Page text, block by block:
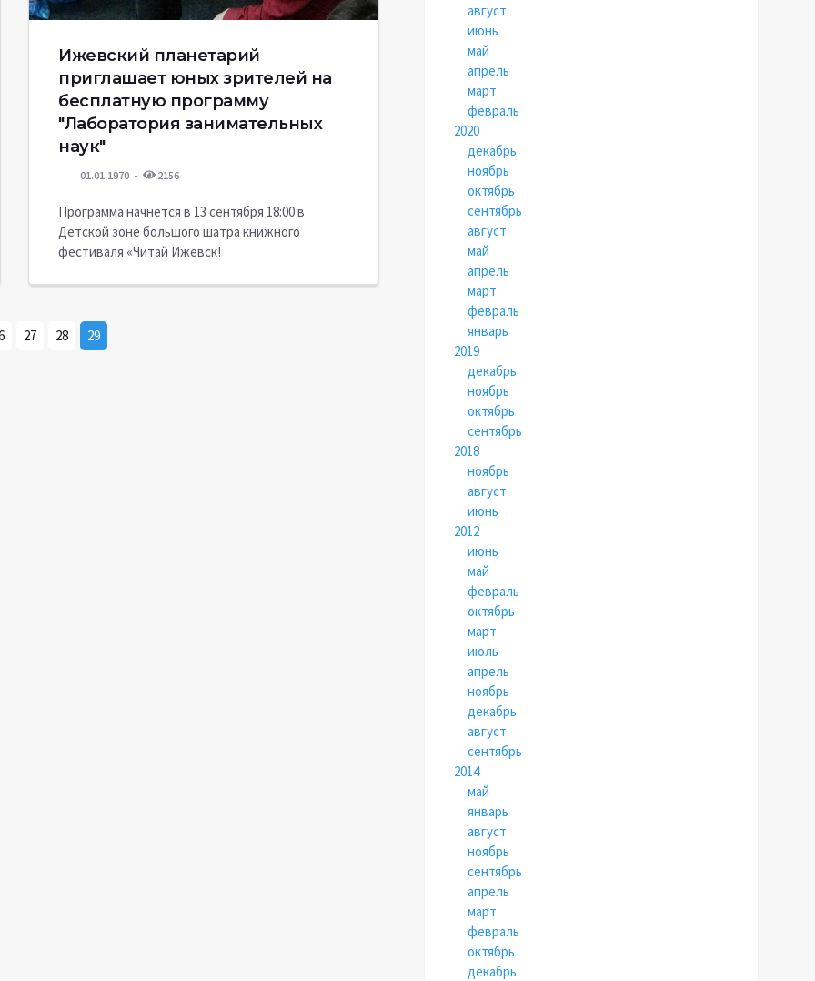
Ижевский планетарий
приглашает юных зрителей на
бесплатную программу
"Лаборатория занимательных
наук"
01.01.1970 2156
Программа начнется в 13 сентября 18:00 в
Детской зоне большого шатра книжного
фестиваля «Читай Ижевск!
27 28 29
август
июнь
май
апрель
март
февраль
2020
декабрь
ноябрь
октябрь
сентябрь
август
май
апрель
март
февраль
январь
2019
декабрь
ноябрь
октябрь
сентябрь
2018
ноябрь
август
июнь
2012
июнь
май
февраль
октябрь
март
июль
апрель
ноябрь
декабрь
август
сентябрь
2014
май
январь
август
ноябрь
сентябрь
апрель
март
февраль
октябрь
декабрь